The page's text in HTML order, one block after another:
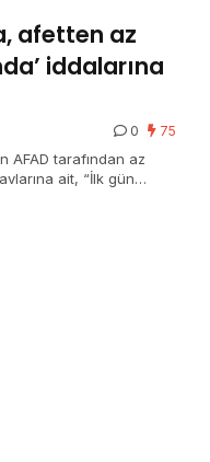
afetten az
iddalarına
0 75
AFAD tarafından az
ait, “İlk gün